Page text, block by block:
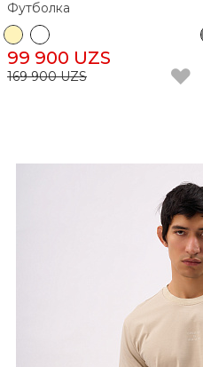
Футболка
99 900 UZS
169 900 UZS